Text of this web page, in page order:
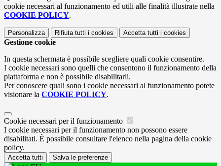
cookie necessari al funzionamento ed utili alle finalità illustrate nella
COOKIE POLICY.
Personalizza Rifiuta tutti i cookies Accetta tutti i cookies
Gestione cookie
In questa schermata è possibile scegliere quali cookie consentire.
I cookie necessari sono quelli che consentono il funzionamento della
piattaforma e non è possibile disabilitarli.
Per conoscere quali sono i cookie necessari al funzionamento potete
visionare la COOKIE POLICY.
Cookie necessari per il funzionamento
I cookie necessari per il funzionamento non possono essere
disabilitati. È possibile consultare l'elenco nella pagina della cookie
policy.
Accetta tutti Salva le preferenze